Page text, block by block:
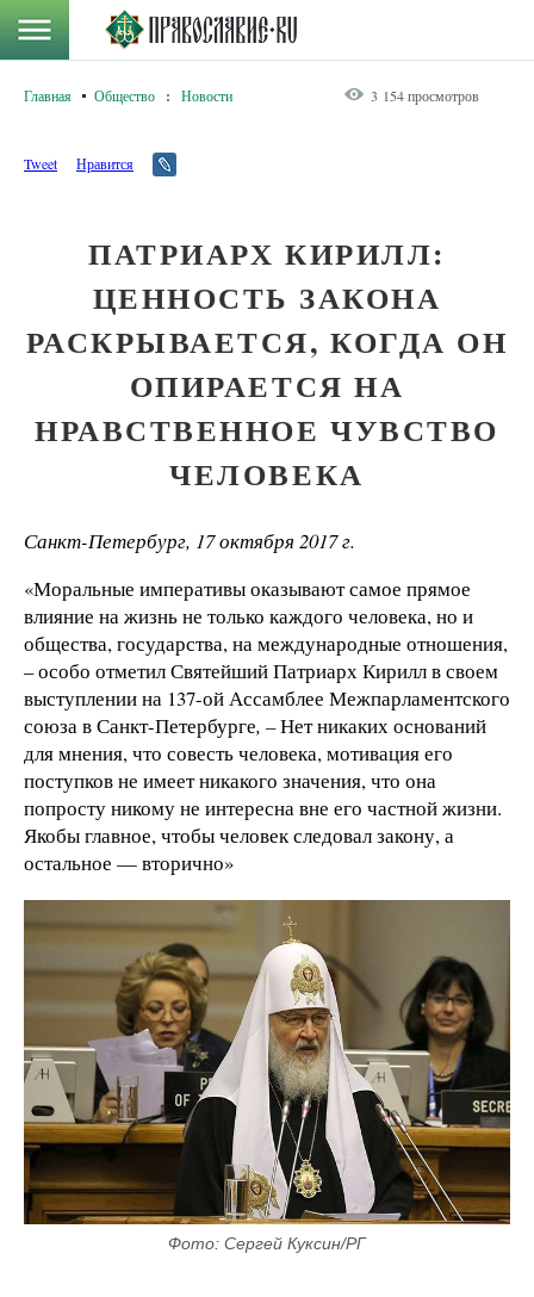
Главная Общество : Новости 3 154 просмотров
Tweet Нравится
ПАТРИАРХ КИРИЛЛ:
ЦЕННОСТЬ ЗАКОНА
РАСКРЫВАЕТСЯ, КОГДА ОН
ОПИРАЕТСЯ НА
НРАВСТВЕННОЕ ЧУВСТВО
ЧЕЛОВЕКА
Санкт-Петербург, 17 октября 2017 г.
«Моральные императивы оказывают самое прямое
влияние на жизнь не только каждого человека, но и
общества, государства, на международные отношения,
– особо отметил Святейший Патриарх Кирилл в своем
выступлении на 137-ой Ассамблее Межпарламентского
союза в Санкт-Петербурге, –Нет никаких оснований
для мнения, что совесть человека, мотивация его
поступков не имеет никакого значения, что она
попросту никому не интересна вне его частной жизни.
Якобы главное, чтобы человек следовал закону, а
остальное — вторично»
Фото: Сергей Куксин/РГ